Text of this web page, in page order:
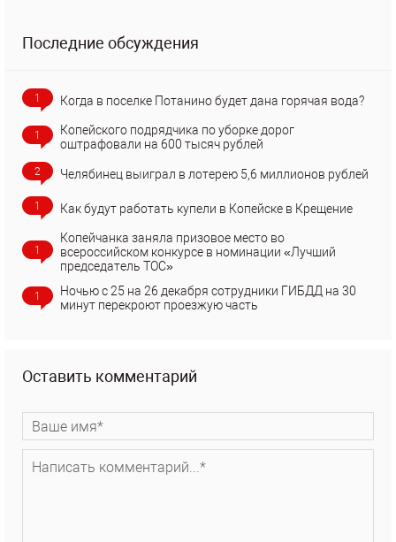
Последние обсуждения
1 Когда в поселке Потанино будет дана горячая вода?
1
Копейского подрядчика по уборке дорог
оштрафовали на 600 тысяч рублей
2 Челябинец выиграл в лотерею 5,6 миллионов рублей
1 Как будут работать купели в Копейске в Крещение
1
Копейчанка заняла призовое место во
всероссийском конкурсе в номинации «Лучший
председатель ТОС»
1
Ночью с 25 на 26 декабря сотрудники ГИБДД на 30
минут перекроют проезжую часть
Оставить комментарий